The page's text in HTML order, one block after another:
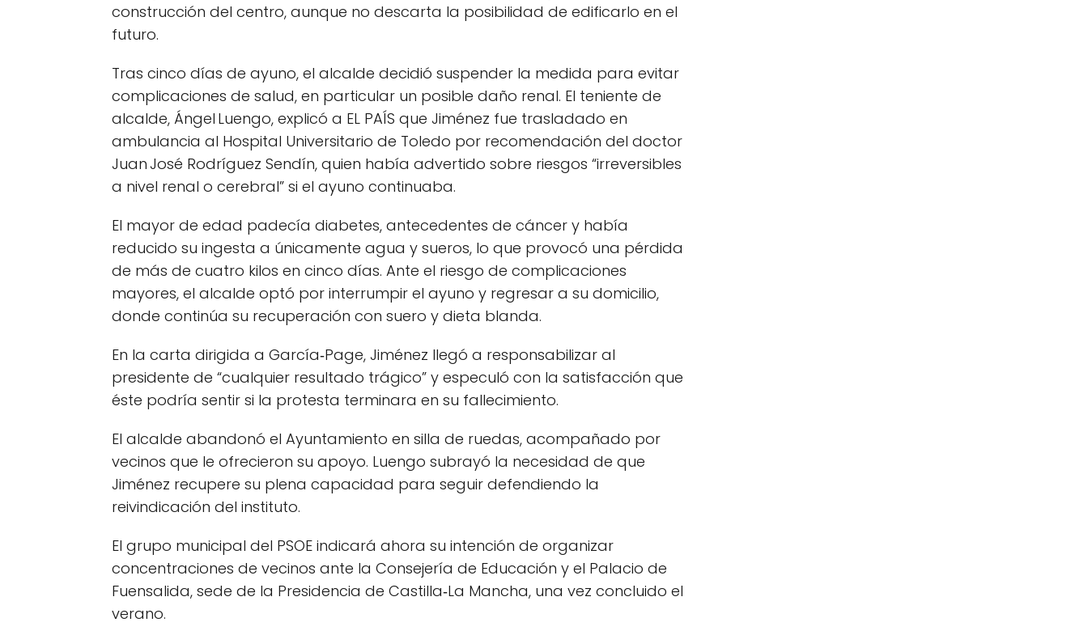
construcción del centro, aunque no descarta la posibilidad de edificarlo en el
futuro.
Tras cinco días de ayuno, el alcalde decidió suspender la medida para evitar
complicaciones de salud, en particular un posible daño renal. El teniente de
alcalde, Ángel Luengo, explicó a EL PAÍS que Jiménez fue trasladado en
ambulancia al Hospital Universitario de Toledo por recomendación del doctor
Juan José Rodríguez Sendín, quien había advertido sobre riesgos “irreversibles
a nivel renal o cerebral” si el ayuno continuaba.
El mayor de edad padecía diabetes, antecedentes de cáncer y había
reducido su ingesta a únicamente agua y sueros, lo que provocó una pérdida
de más de cuatro kilos en cinco días. Ante el riesgo de complicaciones
mayores, el alcalde optó por interrumpir el ayuno y regresar a su domicilio,
donde continúa su recuperación con suero y dieta blanda.
En la carta dirigida a García‑Page, Jiménez llegó a responsabilizar al
presidente de “cualquier resultado trágico” y especuló con la satisfacción que
éste podría sentir si la protesta terminara en su fallecimiento.
El alcalde abandonó el Ayuntamiento en silla de ruedas, acompañado por
vecinos que le ofrecieron su apoyo. Luengo subrayó la necesidad de que
Jiménez recupere su plena capacidad para seguir defendiendo la
reivindicación del instituto.
El grupo municipal del PSOE indicará ahora su intención de organizar
concentraciones de vecinos ante la Consejería de Educación y el Palacio de
Fuensalida, sede de la Presidencia de Castilla‑La Mancha, una vez concluido el
verano.